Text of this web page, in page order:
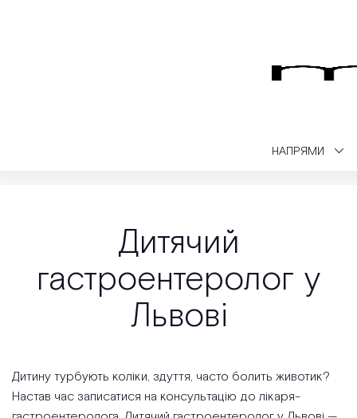
НАПРЯМИ
Дитячий
гастроентеролог у
Львові
Дитину турбують коліки, здуття, часто болить животик?
Настав час записатися на консультацію до лікаря-